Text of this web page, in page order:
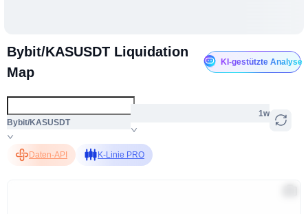
Bybit/KASUSDT Liquidation
Map
KI-gestützte Analyse
Bybit/KASUSDT
1w
Daten-API K-Linie PRO